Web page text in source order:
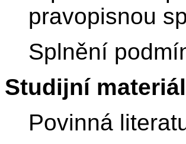
pravopisnou
Splnění
Studijní
Povinná